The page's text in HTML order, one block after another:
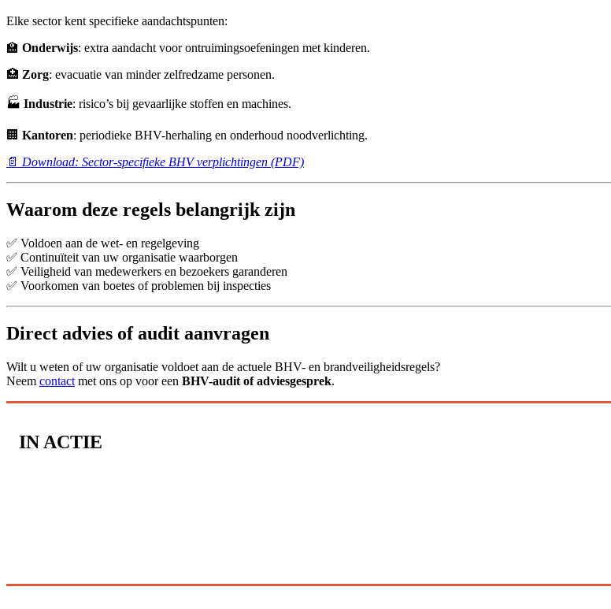
Elke sector kent specifieke aandachtspunten:
🏫 Onderwijs: extra aandacht voor ontruimingsoefeningen met kinderen.
🏥 Zorg: evacuatie van minder zelfredzame personen.
🏭 Industrie: risico’s bij gevaarlijke stoffen en machines.
🏢 Kantoren: periodieke BHV-herhaling en onderhoud noodverlichting.
📄 Download: Sector-specifieke BHV verplichtingen (PDF)
Waarom deze regels belangrijk zijn
✅ Voldoen aan de wet- en regelgeving
✅ Continuïteit van uw organisatie waarborgen
✅ Veiligheid van medewerkers en bezoekers garanderen
✅ Voorkomen van boetes of problemen bij inspecties
Direct advies of audit aanvragen
Wilt u weten of uw organisatie voldoet aan de actuele BHV- en brandveiligheidsregels?
Neem contact met ons op voor een BHV-audit of adviesgesprek.
IN ACTIE